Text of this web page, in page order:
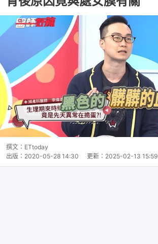
撰文： ETtoday
出版： 2020-05-28 14:30 更新： 2025-02-13 15:59